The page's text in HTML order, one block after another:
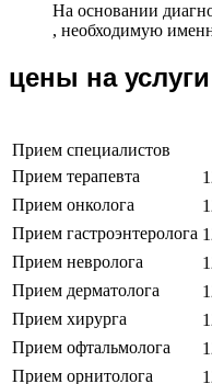
На основании
, необходимую
цены на услуги
Прием специалистов
Прием терапевта
Прием онколога
Прием гастроэнтеролога
Прием невролога
Прием дерматолога
Прием хирурга
Прием офтальмолога
Прием орнитолога